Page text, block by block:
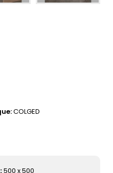
COLGED
500 x 500